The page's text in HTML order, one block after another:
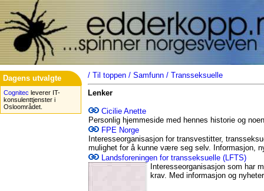
Dagens utvalgte
Cognitec leverer IT-
konsulenttjenster i
Osloområdet.
/ Til toppen / Samfunn / Transseksuelle
Lenker
Cicilie Anette
Personlig hjemmeside med hennes historie og
FPE Norge
Interesseorganisasjon for transvestitter,
mulighet for å kunne være seg selv. Informasjon,
Landsforeningen for transseksuelle (LFTS)
Interesseorganisasjon som har
krav. Med informasjon og